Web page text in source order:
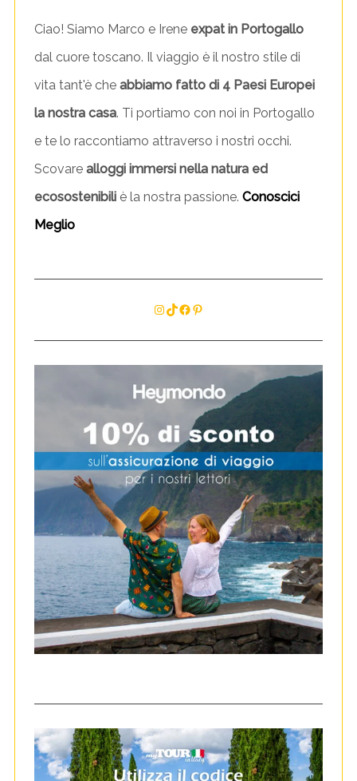
Ciao! Siamo Marco e Irene expat in Portogallo
dal cuore toscano. Il viaggio è il nostro stile di
vita tant'è che abbiamo fatto di 4 Paesi Europei
la nostra casa. Ti portiamo con noi in Portogallo
e te lo raccontiamo attraverso i nostri occhi.
Scovare alloggi immersi nella natura ed
ecosostenibiliè la nostra passione. Conoscici
Meglio
InstagramTikTok Facebook Pinterest